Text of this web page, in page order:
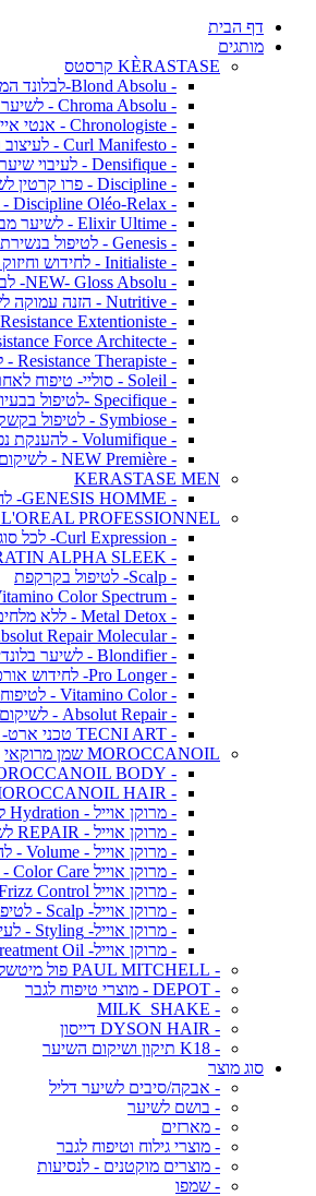
דף הבית
מותגים
KÈRASTASE קרסטס
- Blond Absolu-לבלונד המושלם
- Chroma Absolu - לשיער צבוע
- Chronologiste - אנטי אייג'ינג
- Curl Manifesto - לעיצוב וטיפוח תלתלים
- Densifique - לעיבוי שיער דליל וחלש
- Discipline - פרו קרטין לשיער מרדני
- Discipline Oléo-Relax - לשליטה בשיער נפוח
- Elixir Ultime - לשיער מבריק וזוהר
- Genesis - לטיפול בנשירת שיער
- Initialiste - לחידוש וחיזוק השיער
- NEW- Gloss Absolu- לברק עוצמתי
- Nutritive - הזנה עמוקה לשיער יבש
- Resistance Extentioniste -לחידוש וחיזוק אורכי השיער
- Resistance Force Architecte - לבניה וחיזוק של סיבי השיער
- Resistance Therapiste - לחידוש ושיקום שיער פגום מאד
- Soleil - סוליי- טיפוח לאחר חשיפה לשמש
- Specifique -לטיפול בבעיות קרקפת
- Symbiose - לטיפול בקשקשים
- Volumifique - להענקת נפח
- NEW Première - לשיקום שיער פגום
KERASTASE MEN
- GENESIS HOMME- לחיזוק ועיבוי השיער- חדש לגברים!
L'OREAL PROFESSIONNEL - לוריאל פרופסיונל- סרי אקספרט
- Curl Expression- לכל סוגי התלתלים
- KERATIN ALPHA SLEEK - חדש! למראה שיער חלק ושליטה בנפח בלתי רצוי
- Scalp- לטיפול בקרקפת
- Vitamino Color Spectrum - טיפול מקצועי לשיער צבוע
- Metal Detox - ללא מלחים לשיער צבוע/גוונים/הבהרה
- Absolut Repair Molecular- לשיקום מיידי של השיער
- Blondifier - לשיער בלונדיני
- Pro Longer- לחידוש אורכי השיער
- Vitamino Color - לטיפוח שיער צבוע
- Absolut Repair - לשיקום השיער
- TECNI ART טכני ארט- לוריאל פרופסיונל
MOROCCANOIL שמן מרוקאי
- MOROCCANOIL BODY - מוצרי גוף
- MOROCCANOIL HAIR שמן מרוקאי- מוצרי שיער
- מרוקן אוייל - Hydration לחות והזנה
- מרוקן אוייל - REPAIR לשיקום השיער
- מרוקן אוייל - Volume - להענקת נפח
- מרוקן אוייל Color Care - לשיער צבוע
- מרוקן אוייל Frizz Control - לניטרול קרזול
- מרוקן אוייל- Scalp - לטיפול ואיזון הקרקפת
- מרוקן אוייל- Styling - לעיצוב
- מרוקן אוייל- Treatment Oil- שמן מרוקאי טיפולי
- PAUL MITCHELL פול מיטשל
- DEPOT - מוצרי טיפוח לגבר
- MILK_SHAKE
- DYSON HAIR דייסון
- K18 תיקון ושיקום השיער
סוג מוצר
- אבקה/סיבים לשיער דליל
- בושם לשיער
- מארזים
- מוצרי גילוח וטיפוח לגבר
- מוצרים מוקטנים - לנסיעות
- שמפו